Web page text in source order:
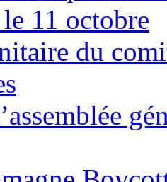
11 octobre
du